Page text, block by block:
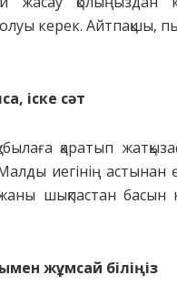
керек. Айтпақшы,
іске сәт
қаратып
иегінің астынан
шықпастан басын
жұмсай біліңіз